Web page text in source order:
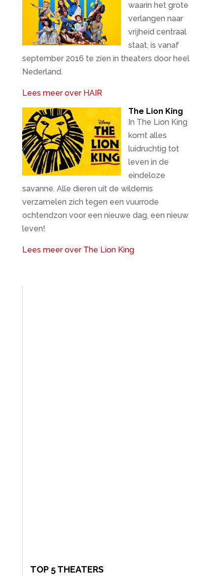
waarin het grote
verlangen naar
vrijheid centraal
staat, is vanaf
september 2016 te zien in theaters door heel
Nederland.
Lees meer over HAIR
The Lion King
In The Lion King
komt alles
luidruchtig tot
leven in de
eindeloze
savanne. Alle dieren uit de wildernis
verzamelen zich tegen een vuurrode
ochtendzon voor een nieuwe dag, een nieuw
leven!
Lees meer over The Lion King
TOP 5 THEATERS